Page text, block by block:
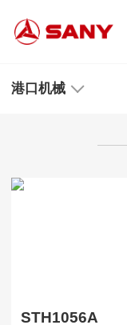
港口机械
STH1056A